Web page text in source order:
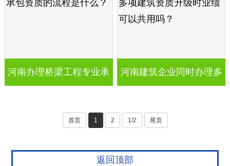
河南办理桥梁工程专业承 河南建筑企业同时办理多
以共用吗？
首页 1 2 1/2 尾页
返回顶部